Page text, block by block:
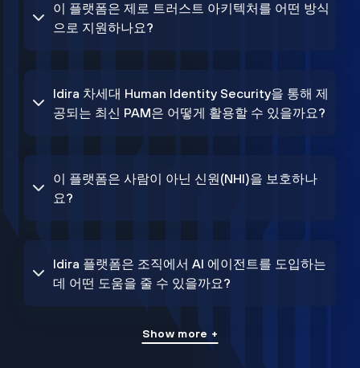
이 플랫폼은 제로 트러스트 아키텍처를 어떤 방식
으로 지원하나요?
Idira 차세대 Human Identity Security을 통해 제
공되는 최신 PAM은 어떻게 활용할 수 있을까요?
이 플랫폼은 사람이 아닌 신원(NHI)을 보호하나
요?
Idira 플랫폼은 조직에서 AI 에이전트를 도입하는
데 어떤 도움을 줄 수 있을까요?
Show more +